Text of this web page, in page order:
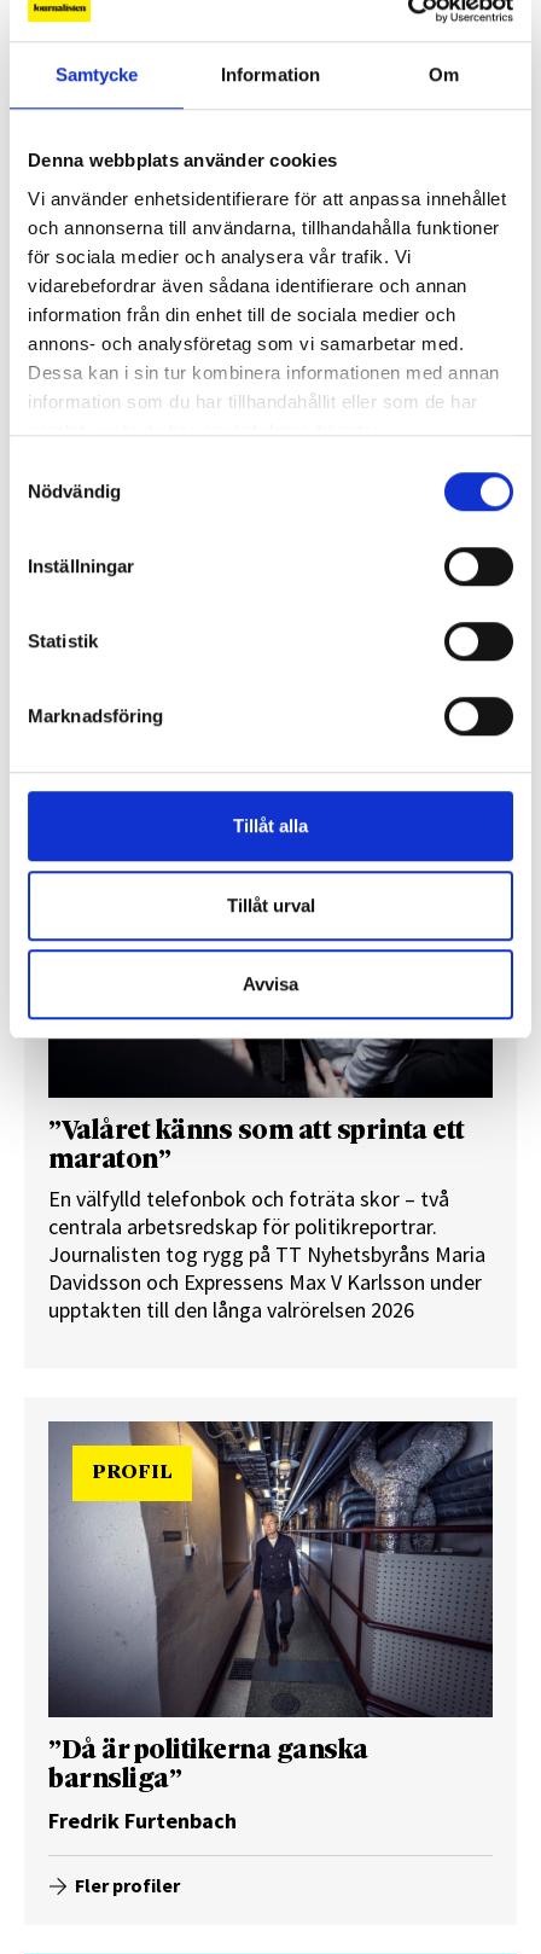
Samtycke Information Om
Denna webbplats använder cookies
Vi använder enhetsidentifierare för att anpassa innehållet
och annonserna till användarna, tillhandahålla funktioner
för sociala medier och analysera vår trafik. Vi
vidarebefordrar även sådana identifierare och annan
information från din enhet till de sociala medier och
annons- och analysföretag som vi samarbetar med.
Dessa kan i sin tur kombinera informationen med annan
information som du har tillhandahållit eller som de har
samlat in när du har använt deras tjänster.
Nödvändig
Inställningar
Statistik
Marknadsföring
Tillåt alla
Tillåt urval
Avvisa
Så mycket tjänar mediecheferna
Så mycket tjänar 260 mediechefer
Enorma skillnader mellan
REPORTAGE
”Valåret känns som att sprinta ett
maraton”
En välfylld telefonbok och foträta skor – två
centrala arbetsredskap för politikreportrar.
Journalisten tog rygg på TT Nyhetsbyråns Maria
Davidsson och Expressens Max V Karlsson under
upptakten till den långa valrörelsen 2026
PROFIL
”Då är politikerna ganska
barnsliga”
Fredrik Furtenbach
Fler profiler